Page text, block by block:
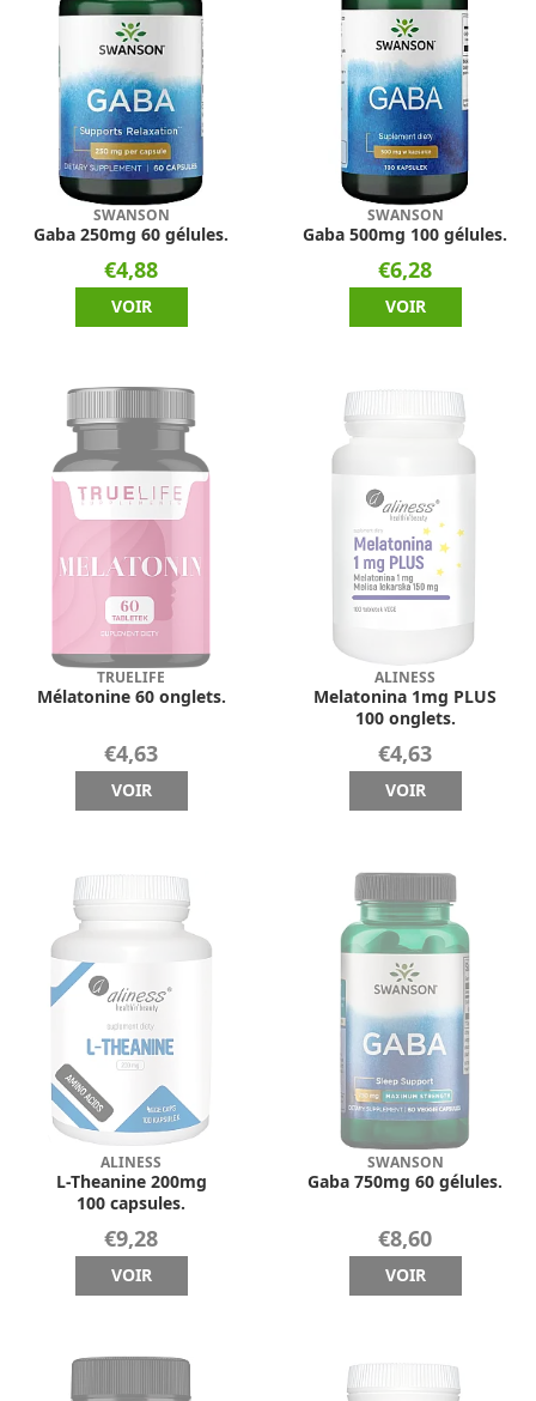
SWANSON
Gaba 250mg 60 gélules.
€4,88
VOIR
SWANSON
Gaba 500mg 100 gélules.
€6,28
VOIR
TRUELIFE
Mélatonine 60 onglets.
€4,63
VOIR
ALINESS
Melatonina 1mg PLUS
100 onglets.
€4,63
VOIR
ALINESS
L-Theanine 200mg
100 capsules.
€9,28
VOIR
SWANSON
Gaba 750mg 60 gélules.
€8,60
VOIR